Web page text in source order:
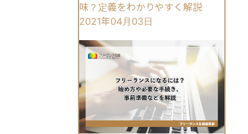
味？定義をわかりやすく解説
2021年04月03日